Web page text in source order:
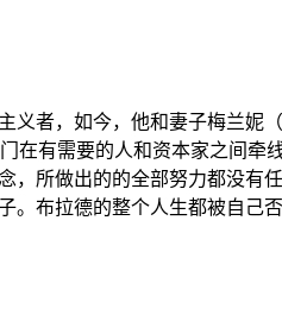
者，如今，他和妻子梅兰妮
在有需要的人和资本家之
所做出的的全部努力都没
布拉德的整个人生都被自己否